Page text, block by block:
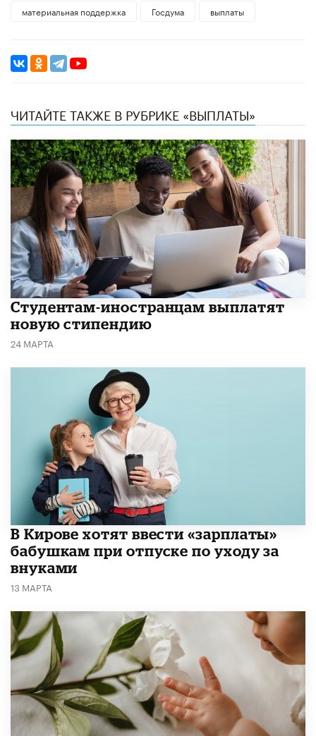
материальная поддержка
Госдума выплаты
ЧИТАЙТЕ ТАКЖЕ В РУБРИКЕ «ВЫПЛАТЫ»
Студентам-иностранцам выплатят
новую стипендию
24 МАРТА
В Кирове хотят ввести «зарплаты»
бабушкам при отпуске по уходу за
внуками
13 МАРТА